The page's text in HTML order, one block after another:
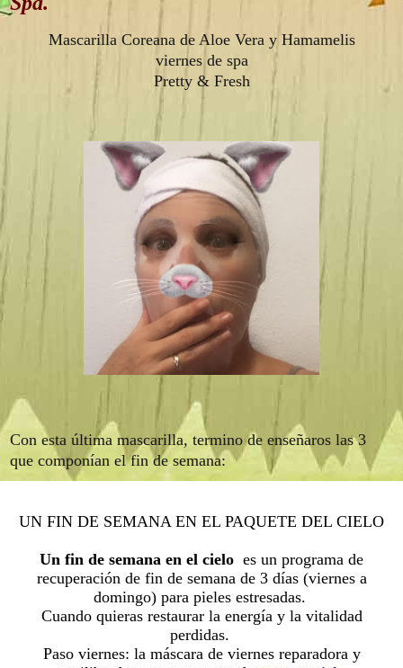
Mascarilla Coreana de Aloe Vera y Hamamelis
viernes de spa
Pretty & Fresh
Con esta última mascarilla, termino de enseñaros las 3
que componían el fin de semana:
UN FIN DE SEMANA EN EL PAQUETE DEL CIELO
Un fin de semana en el cielo es un programa de
recuperación de fin de semana de 3 días (viernes a
domingo) para pieles estresadas.
Cuando quieras restaurar la energía y la vitalidad
perdidas.
Paso viernes: la máscara de viernes reparadora y